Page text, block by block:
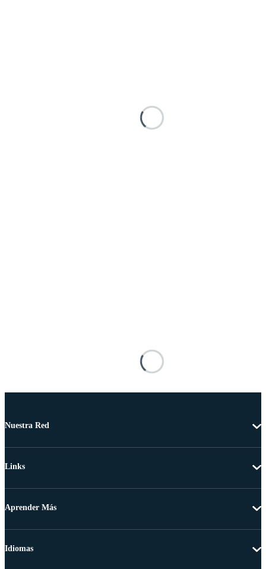
Nuestra Red
Links
Aprender Más
Idiomas